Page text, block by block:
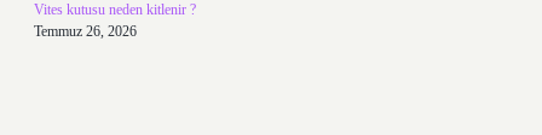
Vites kutusu neden kitlenir ?
Temmuz 26, 2026